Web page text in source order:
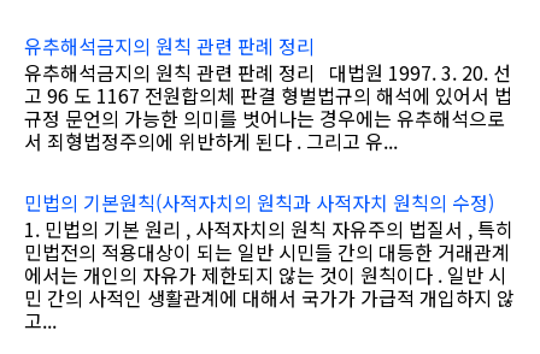
유추해석금지의 원칙 관련 판례 정리
유추해석금지의 원칙 관련 판례 정리 대법원 1997. 3. 20. 선
고 96 도 1167 전원합의체 판결 형벌법규의 해석에 있어서 법
규정 문언의 가능한 의미를 벗어나는 경우에는 유추해석으로
서 죄형법정주의에 위반하게 된다 . 그리고 유...
민법의 기본원칙(사적자치의 원칙과 사적자치 원칙의 수정)
1. 민법의 기본 원리 , 사적자치의 원칙 자유주의 법질서 , 특히
민법전의 적용대상이 되는 일반 시민들 간의 대등한 거래관계
에서는 개인의 자유가 제한되지 않는 것이 원칙이다 . 일반 시
민 간의 사적인 생활관계에 대해서 국가가 가급적 개입하지 않
고...